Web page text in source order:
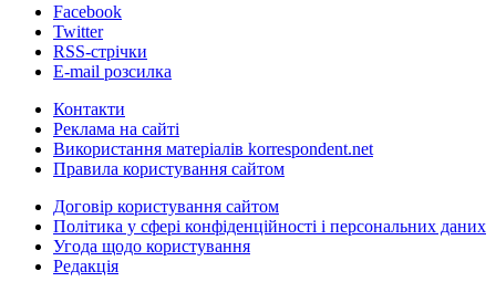
Facebook
Twitter
RSS-стрічки
E-mail розсилка
Контакти
Реклама на сайті
Використання матеріалів korrespondent.net
Правила користування сайтом
Договір користування сайтом
Політика у сфері конфіденційності і персональних даних
Угода щодо користування
Редакція